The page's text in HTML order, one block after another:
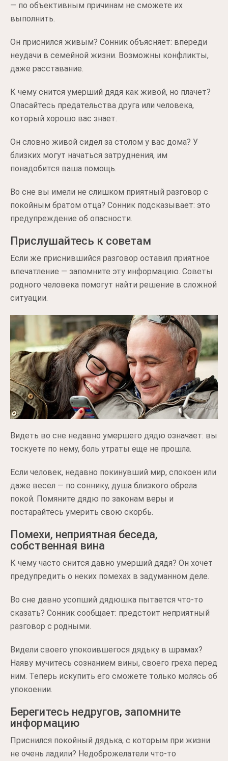
— по объективным причинам не сможете их
выполнить.
Он приснился живым? Сонник объясняет: впереди
неудачи в семейной жизни. Возможны конфликты,
даже расставание.
К чему снится умерший дядя как живой, но плачет?
Опасайтесь предательства друга или человека,
который хорошо вас знает.
Он словно живой сидел за столом у вас дома? У
близких могут начаться затруднения, им
понадобится ваша помощь.
Во сне вы имели не слишком приятный разговор с
покойным братом отца? Сонник подсказывает: это
предупреждение об опасности.
Прислушайтесь к советам
Если же приснившийся разговор оставил приятное
впечатление — запомните эту информацию. Советы
родного человека помогут найти решение в сложной
ситуации.
Видеть во сне недавно умершего дядю означает: вы
тоскуете по нему, боль утраты еще не прошла.
Если человек, недавно покинувший мир, спокоен или
даже весел — по соннику, душа близкого обрела
покой. Помяните дядю по законам веры и
постарайтесь умерить свою скорбь.
Помехи, неприятная беседа,
собственная вина
К чему часто снится давно умерший дядя? Он хочет
предупредить о неких помехах в задуманном деле.
Во сне давно усопший дядюшка пытается что-то
сказать? Сонник сообщает: предстоит неприятный
разговор с родными.
Видели своего упокоившегося дядьку в шрамах?
Наяву мучитесь сознанием вины, своего греха перед
ним. Теперь искупить его сможете только молясь об
упокоении.
Берегитесь недругов, запомните
информацию
Приснился покойный дядька, с которым при жизни
не очень ладили? Недоброжелатели что-то